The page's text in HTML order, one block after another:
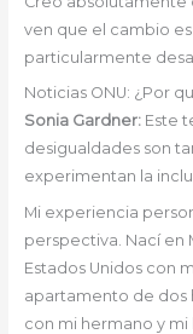
ven que el cambio es
particularmente
Noticias ONU: ¿Por
Sonia Gardner:Este
desigualdades son
experimentan la
Mi experiencia
perspectiva. Nací en
Estados Unidos con
apartamento de dos
con mi hermano y mi